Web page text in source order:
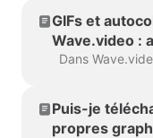
GIFs et
Wave.video :
Puis-je
propres